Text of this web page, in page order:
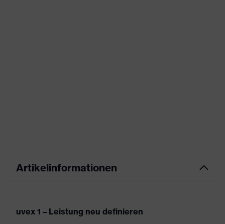
Artikelinformationen
uvex 1 – Leistung neu definieren